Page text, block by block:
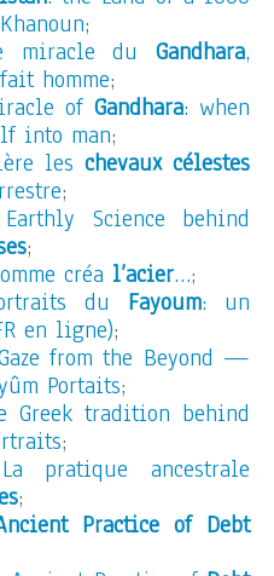
;
miracle duGandhara,
homme;
of Gandhara: when
into man;
leschevaux célestes
;
Science behind
;
créa l’acier…;
du Fayoum: un
en ligne);
from the Beyond —
Portaits;
Greek tradition behind
;
La pratique ancestrale
;
Practice of Debt